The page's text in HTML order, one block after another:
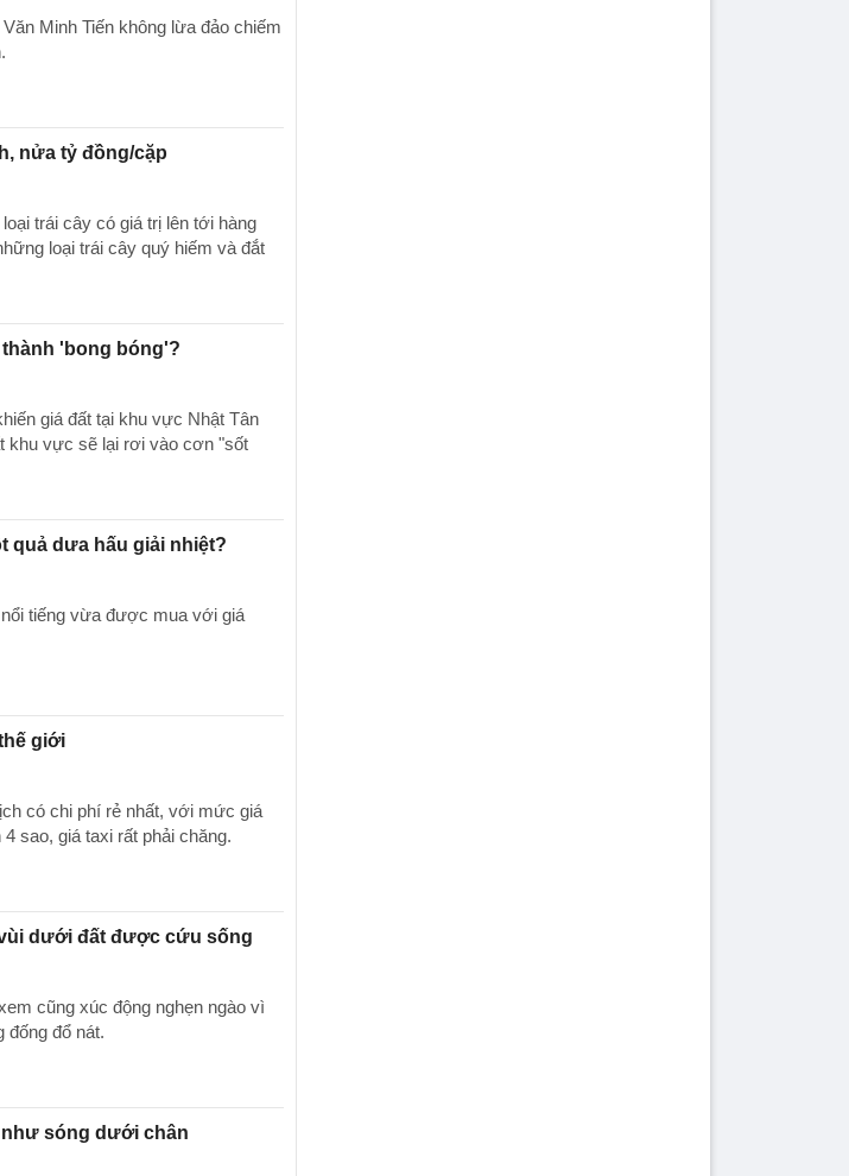
Minh Tiến không lừa đảo chiếm
nửa tỷ đồng/cặp
trái cây có giá trị lên tới hàng
loại trái cây quý hiếm và đắt
'bong bóng'?
giá đất tại khu vực Nhật Tân
khu vực sẽ lại rơi vào cơn "sốt
quả dưa hấu giải nhiệt?
tiếng vừa được mua với giá
giới
có chi phí rẻ nhất, với mức giá
sao, giá taxi rất phải chăng.
dưới đất được cứu sống
cũng xúc động nghẹn ngào vì
đống đổ nát.
sóng dưới chân